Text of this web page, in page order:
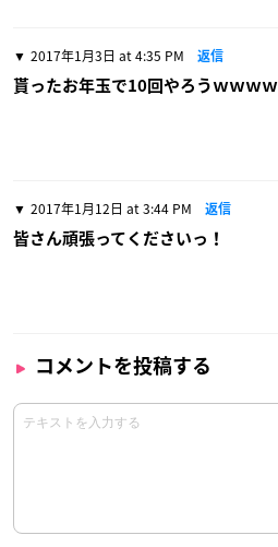
2017年1月3日 at 4:35 PM 返信
貰ったお年玉で10回やろうｗｗｗｗ
2017年1月12日 at 3:44 PM 返信
皆さん頑張ってくださいっ！
コメントを投稿する